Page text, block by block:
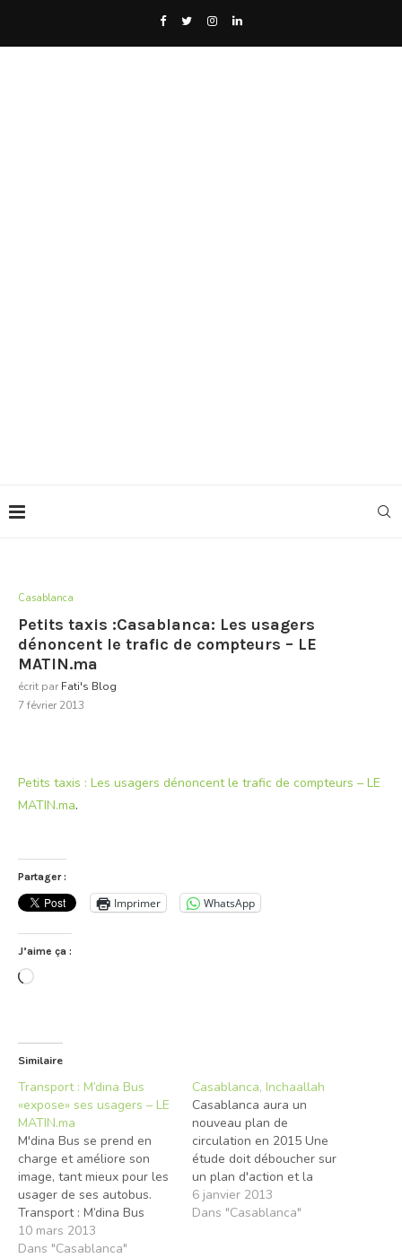
Casablanca
Petits taxis :Casablanca: Les usagers
dénoncent le trafic de compteurs – LE
MATIN.ma
écrit par Fati's Blog
7 février 2013
Petits taxis : Les usagers dénoncent le trafic de compteurs – LE
MATIN.ma.
Partager :
Imprimer WhatsApp
J’aime ça :
Chargement…
Similaire
Transport : M’dina Bus
«expose» ses usagers – LE
MATIN.ma
M'dina Bus se prend en
charge et améliore son
image, tant mieux pour les
usager de ses autobus.
Transport : M’dina Bus
«expose» ses usagers - LE
MATIN.ma.
10 mars 2013
Dans "Casablanca"
Casablanca, Inchaallah
Casablanca aura un
nouveau plan de
circulation en 2015 Une
étude doit déboucher sur
un plan d'action et la
conception d'un modèle de
trafic multimodale. Deux
6 janvier 2013
Dans "Casablanca"